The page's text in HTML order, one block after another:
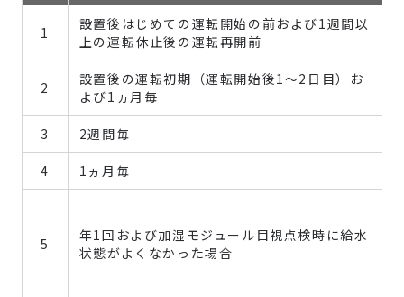
1
設置後はじめての運転開始の前および1週間以
上の運転休止後の運転再開前
2
設置後の運転初期（運転開始後1～2日目）お
よび1ヵ月毎
3 2週間毎
4 1ヵ月毎
5
年1回および加湿モジュール目視点検時に給水
状態がよくなかった場合